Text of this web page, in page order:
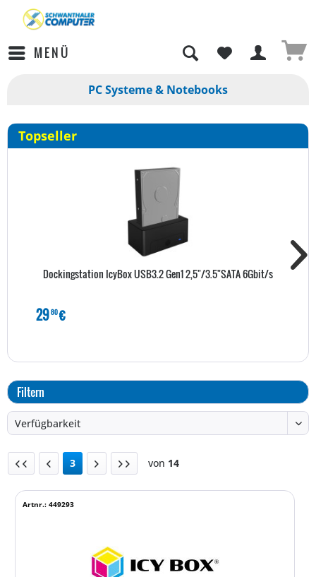
MENÜ
PC Systeme & Notebooks
Topseller
Dockingstation IcyBox USB3.2 Gen1 2,5"/3.5"SATA 6Gbit/s
2980€
Filtern
3 von 14
Artnr.: 449293